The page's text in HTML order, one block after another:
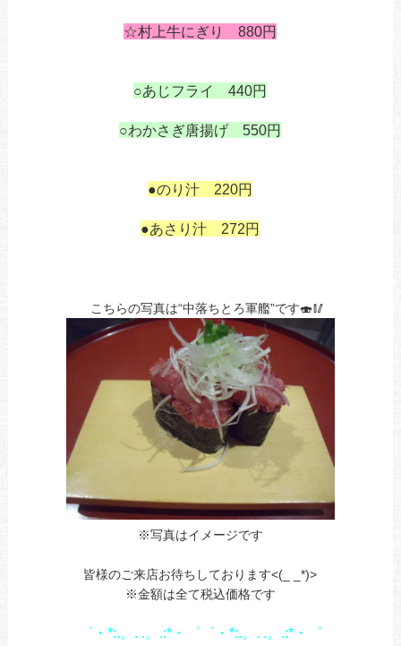
☆村上牛にぎり 880円
○あじフライ 440円
○わかさぎ唐揚げ 550円
●のり汁 220円
●あさり汁 272円
こちらの写真は“中落ちとろ軍艦”です🍣🥢
※写真はイメージです
皆様のご来店お待ちしております<(_ _*)>
※金額は全て税込価格です
゜・*:.。. .。.:*・゜゜・*:.。. .。.:*・゜